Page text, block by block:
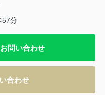
57分
問い合わせ
合わせ